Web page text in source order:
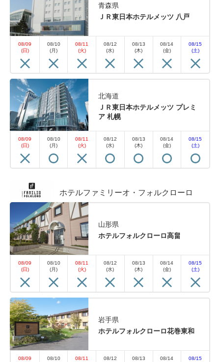
青森県
ＪＲ東日本ホテルメッツ 八戸
08/09
(日)
08/10
(月)
08/11
(火)
08/12
(水)
08/13
(木)
08/14
(金)
08/15
(土)
北海道
ＪＲ東日本ホテルメッツ プレミ
ア 札幌
08/09
(日)
08/10
(月)
08/11
(火)
08/12
(水)
08/13
(木)
08/14
(金)
08/15
(土)
ホテルファミリーオ・フォルクローロ
山形県
ホテルフォルクローロ高畠
08/09
(日)
08/10
(月)
08/11
(火)
08/12
(水)
08/13
(木)
08/14
(金)
08/15
(土)
岩手県
ホテルフォルクローロ花巻東和
08/09
08/10
08/11
08/12
08/13
08/14
08/15